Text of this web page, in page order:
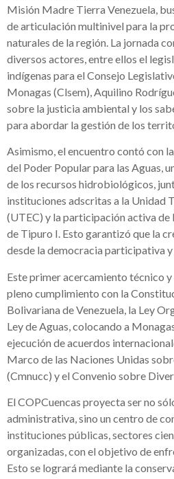
Misión Madre Tierra Venezuela,
de articulación multinivel para la
naturales de la región. La jornada
diversos actores, entre ellos el
indígenas para el Consejo
Monagas (Clsem), Aquilino
sobre la justicia ambiental y los
para abordar la gestión de los
Asimismo, el encuentro contó con
del Poder Popular para las Aguas,
de los recursos hidrobiológicos,
instituciones adscritas a la Unidad
(UTEC) y la participación activa de
de Tipuro I. Esto garantizó que la
desde la democracia participativa
Este primer acercamiento técnico y
pleno cumplimiento con la
Bolivariana de Venezuela, la Ley
Ley de Aguas, colocando a
ejecución de acuerdos
Marco de las Naciones Unidas
(Cmnucc) y el Convenio sobre
El COPCuencas proyecta ser no
administrativa, sino un centro de
instituciones públicas, sectores
organizadas, con el objetivo de
Esto se logrará mediante la